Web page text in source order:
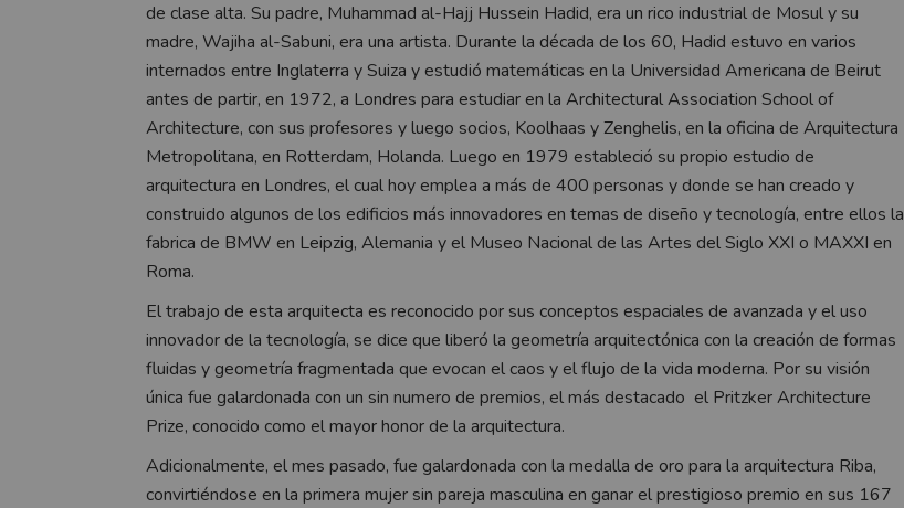
de clase alta. Su padre, Muhammad al-Hajj Hussein Hadid, era un rico industrial de Mosul y su
madre, Wajiha al-Sabuni, era una artista. Durante la década de los 60, Hadid estuvo en varios
internados entre Inglaterra y Suiza y estudió matemáticas en la Universidad Americana de Beirut
antes de partir, en 1972, a Londres para estudiar en la Architectural Association School of
Architecture, con sus profesores y luego socios, Koolhaas y Zenghelis, en la oficina de Arquitectura
Metropolitana, en Rotterdam, Holanda. Luego en 1979 estableció su propio estudio de
arquitectura en Londres, el cual hoy emplea a más de 400 personas y donde se han creado y
construido algunos de los edificios más innovadores en temas de diseño y tecnología, entre ellos la
fabrica de BMW en Leipzig, Alemania y el Museo Nacional de las Artes del Siglo XXI o MAXXI en
Roma.
El trabajo de esta arquitecta es reconocido por sus conceptos espaciales de avanzada y el uso
innovador de la tecnología, se dice que liberó la geometría arquitectónica con la creación de formas
fluidas y geometría fragmentada que evocan el caos y el flujo de la vida moderna. Por su visión
única fue galardonada con un sin numero de premios, el más destacado el Pritzker Architecture
Prize, conocido como el mayor honor de la arquitectura.
Adicionalmente, el mes pasado, fue galardonada con la medalla de oro para la arquitectura Riba,
convirtiéndose en la primera mujer sin pareja masculina en ganar el prestigioso premio en sus 167